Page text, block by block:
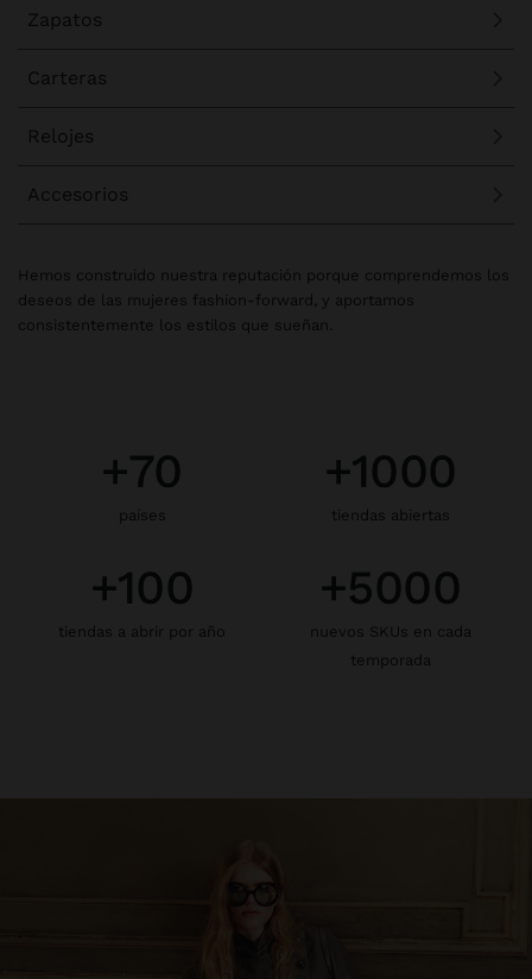
Zapatos
Carteras
Relojes
Accesorios
Hemos construido nuestra reputación porque comprendemos los
deseos de las mujeres fashion-forward, y aportamos
consistentemente los estilos que sueñan.
+70
países
+1000
tiendas abiertas
+100
tiendas a abrir por año
+5000
nuevos SKUs en cada
temporada